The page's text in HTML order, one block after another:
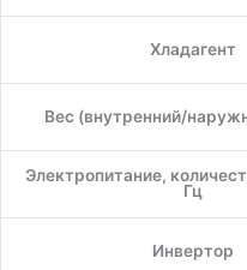
Хладагент
Вес (внутренний/
Электропитание,
Гц
Инвертор